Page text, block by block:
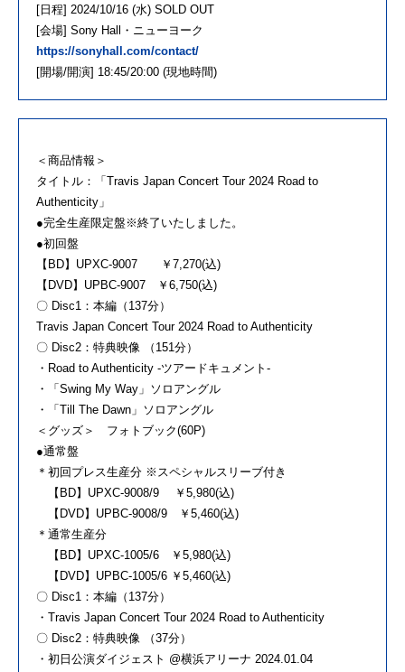
[日程] 2024/10/16 (水) SOLD OUT
[会場] Sony Hall・ニューヨーク
https://sonyhall.com/contact/
[開場/開演] 18:45/20:00 (現地時間)
＜商品情報＞
タイトル：「Travis Japan Concert Tour 2024 Road to
Authenticity」
●完全生産限定盤※終了いたしました。
●初回盤
【BD】UPXC-9007 ￥7,270(込)
【DVD】UPBC-9007 ￥6,750(込)
〇 Disc1：本編（137分）
Travis Japan Concert Tour 2024 Road to Authenticity
〇 Disc2：特典映像 （151分）
・Road to Authenticity -ツアードキュメント-
・「Swing My Way」ソロアングル
・「Till The Dawn」ソロアングル
＜グッズ＞ フォトブック(60P)
●通常盤
＊初回プレス生産分 ※スペシャルスリーブ付き
【BD】UPXC-9008/9 ￥5,980(込)
【DVD】UPBC-9008/9 ￥5,460(込)
＊通常生産分
【BD】UPXC-1005/6 ￥5,980(込)
【DVD】UPBC-1005/6 ￥5,460(込)
〇 Disc1：本編（137分）
・Travis Japan Concert Tour 2024 Road to Authenticity
〇 Disc2：特典映像 （37分）
・初日公演ダイジェスト @横浜アリーナ 2024.01.04